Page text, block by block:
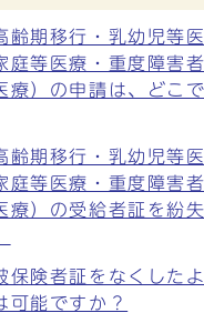
齢期移行・乳幼児等
庭等医療・重度障害
療）の申請は、どこ
齢期移行・乳幼児等
庭等医療・重度障害
療）の受給者証を紛
保険者証をなくした
可能ですか？